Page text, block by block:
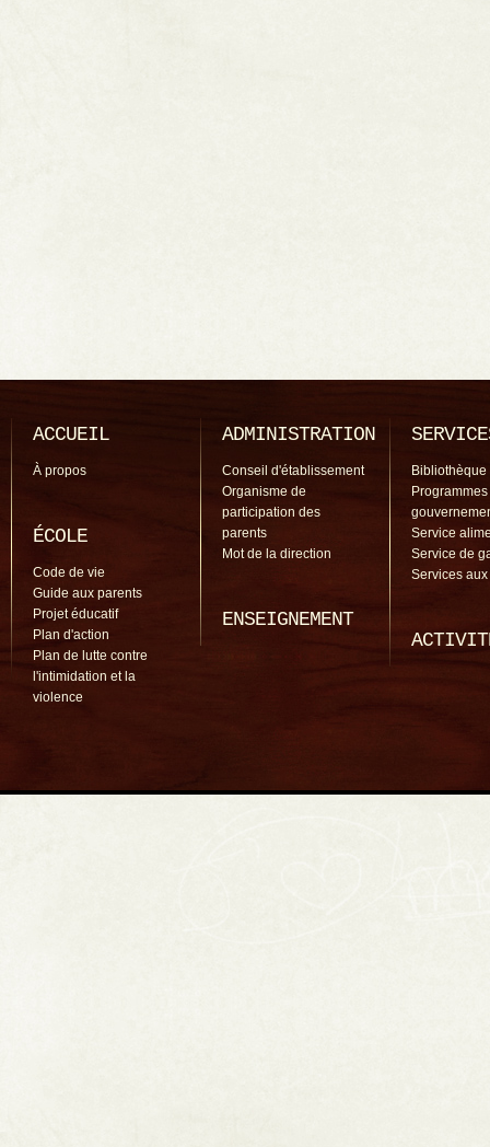
ACCUEIL
À propos
ÉCOLE
Code de vie
Guide aux parents
Projet éducatif
Plan d'action
Plan de lutte contre
l'intimidation et la
violence
ADMINISTRATION
Conseil d'établissement
Organisme de
participation des
parents
Mot de la direction
ENSEIGNEMENT
Bibliothèque
Programmes
Service
Service de
Services